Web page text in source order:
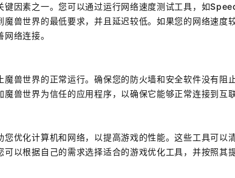
键因素之一。您可以通过运行网络速度测试工具，如
魔兽世界的最低要求，并且延迟较低。如果您的网络速度
络连接。
魔兽世界的正常运行。确保您的防火墙和安全软件没有阻
兽世界为信任的应用程序，以确保它能够正常连接到互联
优化计算机和网络，以提高游戏的性能。这些工具可以
以根据自己的需求选择适合的游戏优化工具，并按照其